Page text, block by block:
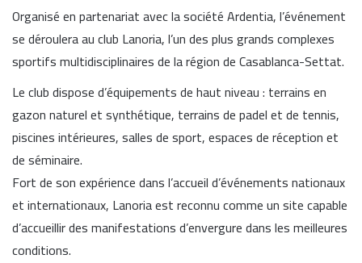
Organisé en partenariat avec la société Ardentia, l’événement
se déroulera au club Lanoria, l’un des plus grands complexes
sportifs multidisciplinaires de la région de Casablanca-Settat.
Le club dispose d’équipements de haut niveau : terrains en
gazon naturel et synthétique, terrains de padel et de tennis,
piscines intérieures, salles de sport, espaces de réception et
de séminaire.
Fort de son expérience dans l’accueil d’événements nationaux
et internationaux, Lanoria est reconnu comme un site capable
d’accueillir des manifestations d’envergure dans les meilleures
conditions.